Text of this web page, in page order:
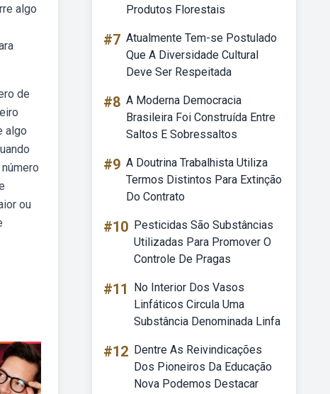
algo
de
algo
ou
Produtos Florestais
#7 Atualmente Tem-se Postulado
Que A Diversidade Cultural
Deve Ser Respeitada
#8 A Moderna Democracia
Brasileira Foi Construída Entre
Saltos E Sobressaltos
#9 A Doutrina Trabalhista Utiliza
Termos Distintos Para Extinção
Do Contrato
#10 Pesticidas São Substâncias
Utilizadas Para Promover O
Controle De Pragas
#11
No Interior Dos Vasos
Linfáticos Circula Uma
Substância Denominada Linfa
#12 Dentre As Reivindicações
Dos Pioneiros Da Educação
Nova Podemos Destacar